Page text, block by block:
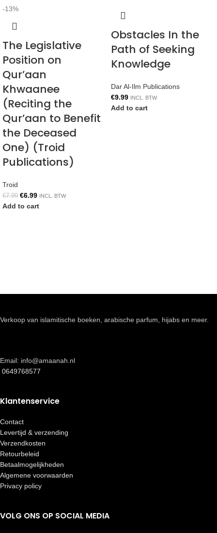
-13%
The Legislative
Position on
Qur’aan
Khwaanee
(Reciting the
Qur’aan to Benefit
the Deceased
One) (Troid
Publications)
Troid
€7.99 €6.99 INCL. BTW
Add to cart
Obstacles In the
Path of Seeking
Knowledge
Dar Al-Ilm Publications
€9.99 INCL. BTW
Add to cart
Verkoop van islamitische boeken, arabische parfum, hijabs en meer.
Email: info@amaanah.nl
0649768577
Klantenservice
Contact
Levertijd & verzending
Verzendkosten
Retourbeleid
Betaalmogelijkheden
Algemene voorwaarden
Privacy policy
VOLG ONS OP SOCIAL MEDIA